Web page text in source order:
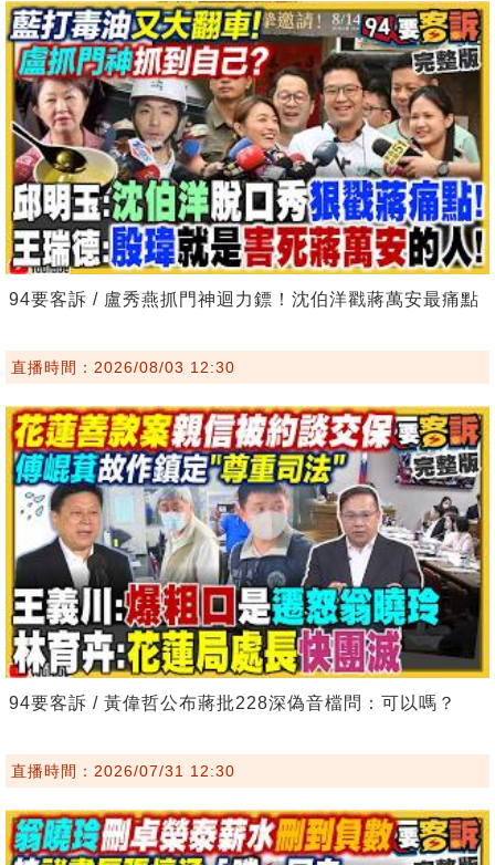
94要客訴 / 盧秀燕抓門神迴力鏢！沈伯洋戳蔣萬安最痛點
直播時間：2026/08/03 12:30
94要客訴 / 黃偉哲公布蔣批228深偽音檔問：可以嗎？
直播時間：2026/07/31 12:30